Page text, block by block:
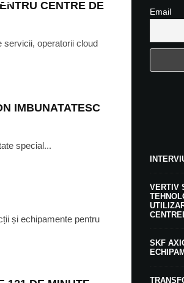
CENTRE DE
servicii, operatorii cloud
IMBUNATATESC
special...
și echipamente pentru
Email
VERTIV
SKF